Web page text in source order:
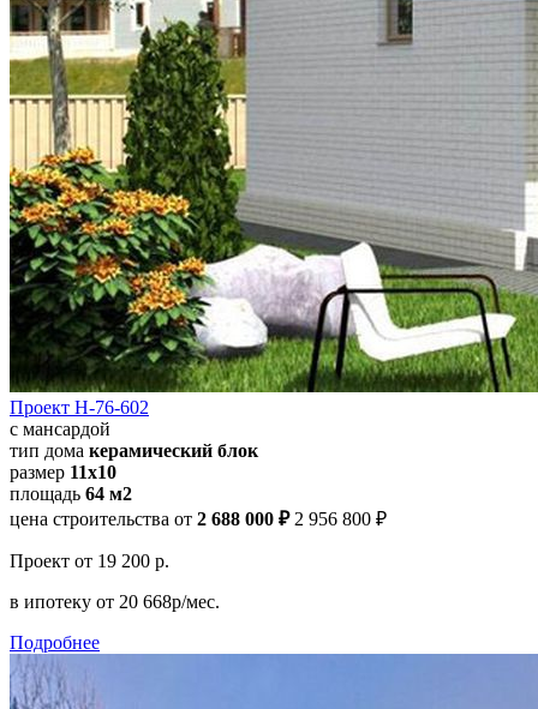
Проект Н-76-602
с мансардой
тип дома керамический блок
размер 11х10
площадь 64 м2
цена строительства от 2 688 000 ₽ 2 956 800 ₽
Проект от 19 200 р.
в ипотеку от 20 668р/мес.
Подробнее